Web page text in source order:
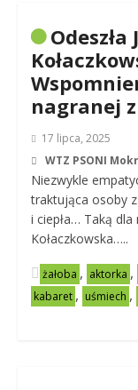
Odeszła
nagranej
17 lipca, 2025
WTZ PSONI
Niezwykle
traktująca osoby z
i ciepła… Taką dla
Kołaczkowska…..
żałoba , aktorka ,
kabaret , uśmiech ,